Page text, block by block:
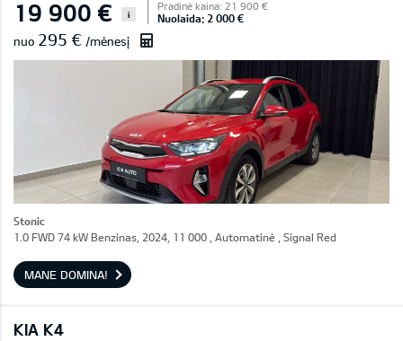
19 900 € i
Pradinė kaina: 21 900 €
Nuolaida: 2 000 €
nuo 295 € /mėnesį
Stonic
1.0 FWD 74 kW Benzinas, 2024, 11 000 , Automatinė , Signal Red
MANE DOMINA!
KIA K4